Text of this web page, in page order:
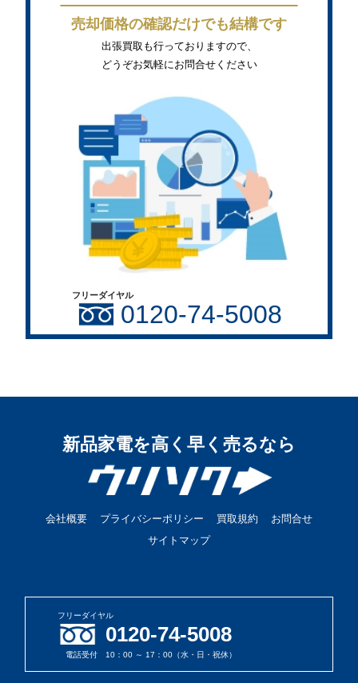
売却価格の確認だけでも結構です
出張買取も行っておりますので、
どうぞお気軽にお問合せください
フリーダイヤル
0120-74-5008
新品家電を高く早く売るなら
会社概要 プライバシーポリシー 買取規約
お問合せ
サイトマップ
フリーダイヤル
0120-74-5008
電話受付 10：00 ～ 17：00（水・日・祝休）